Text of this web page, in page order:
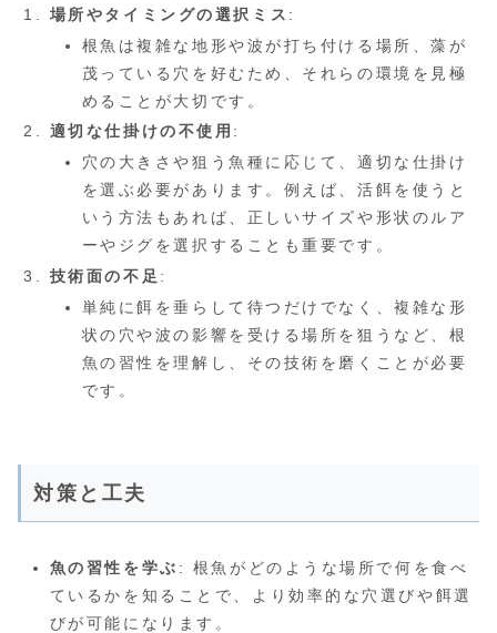
場所やタイミングの選択ミス :
根魚は複雑な地形や波が打ち付ける場所、藻が
茂っている穴を好むため、それらの環境を見極
めることが大切です。
適切な仕掛けの不使用 :
穴の大きさや狙う魚種に応じて、適切な仕掛け
を選ぶ必要があります。例えば、活餌を使うと
いう方法もあれば、正しいサイズや形状のルア
ーやジグを選択することも重要です。
技術面の不足 :
単純に餌を垂らして待つだけでなく、複雑な形
状の穴や波の影響を受ける場所を狙うなど、根
魚の習性を理解し、その技術を磨くことが必要
です。
対策と工夫
魚の習性を学ぶ : 根魚がどのような場所で何を食べ
ているかを知ることで、より効率的な穴選びや餌選
びが可能になります。